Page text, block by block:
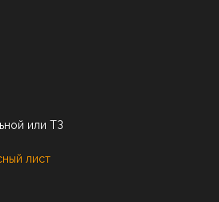
или ТЗ
лист